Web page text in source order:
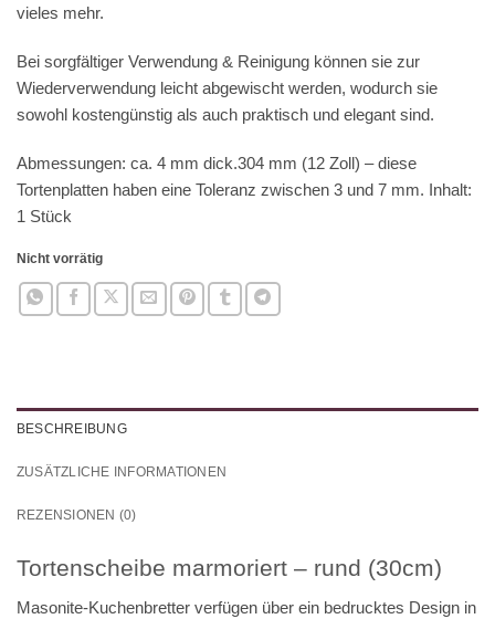
vieles mehr.
Bei sorgfältiger Verwendung & Reinigung können sie zur
Wiederverwendung leicht abgewischt werden, wodurch sie
sowohl kostengünstig als auch praktisch und elegant sind.
Abmessungen: ca. 4 mm dick.304 mm (12 Zoll) – diese
Tortenplatten haben eine Toleranz zwischen 3 und 7 mm. Inhalt:
1 Stück
Nicht vorrätig
BESCHREIBUNG
ZUSÄTZLICHE INFORMATIONEN
REZENSIONEN (0)
Tortenscheibe marmoriert – rund (30cm)
Masonite-Kuchenbretter verfügen über ein bedrucktes Design in